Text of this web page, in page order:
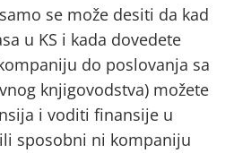
se može desiti da kad
u KS i kada dovedete
do poslovanja sa
knjigovodstva) možete
i voditi finansije u
sposobni ni kompaniju